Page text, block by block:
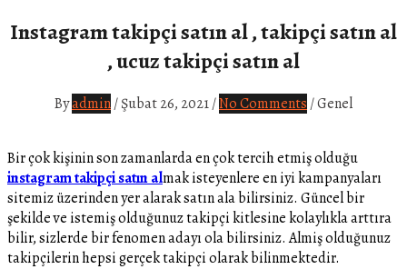
Instagram takipçi satın al , takipçi satın al
, ucuz takipçi satın al
Byadmin/Şubat 26, 2021/No Comments /Genel
Bir çok kişinin son zamanlarda en çok tercih etmiş olduğu
instagram takipçi satın almak isteyenlere en iyi kampanyaları
sitemiz üzerinden yer alarak satın ala bilirsiniz. Güncel bir
şekilde ve istemiş olduğunuz takipçi kitlesine kolaylıkla arttıra
bilir, sizlerde bir fenomen adayı ola bilirsiniz. Almiş olduğunuz
takipçilerin hepsi gerçek takipçi olarak bilinmektedir.